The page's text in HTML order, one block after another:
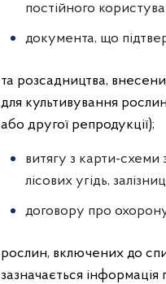
постійного
документа, що
та розсадництва,
для культивування
або другої репродукції);
витягу з карти-схеми
лісових угідь,
договору про
рослин, включених до
зазначається інформація